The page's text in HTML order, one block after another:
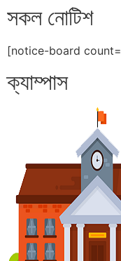
সকল নোটিশ
[notice-board
ক্যাম্পাস